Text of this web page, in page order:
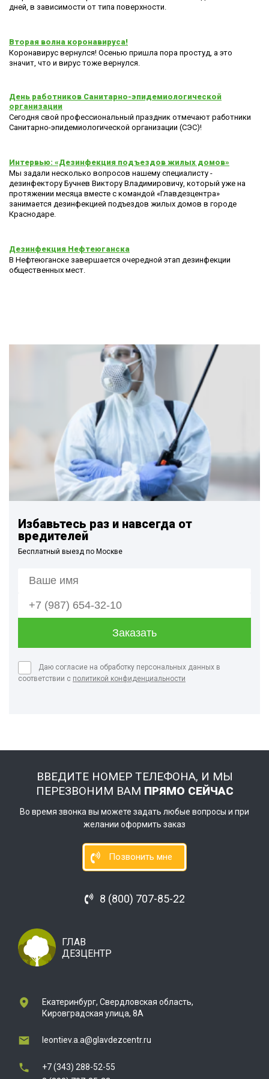
дней, в зависимости от типа поверхности.
Вторая волна коронавируса!
Коронавирус вернулся! Осенью пришла пора простуд, а это
значит, что и вирус тоже вернулся.
День работников Санитарно-эпидемиологической
организации
Сегодня свой профессиональный праздник отмечают работники
Санитарно-эпидемиологической организации (СЭС)!
Интервью: «Дезинфекция подъездов жилых домов»
Мы задали несколько вопросов нашему специалисту -
дезинфектору Бучнев Виктору Владимировичу, который уже на
протяжении месяца вместе с командой «Главдезцентра»
занимается дезинфекцией подъездов жилых домов в городе
Краснодаре.
Дезинфекция Нефтеюганска
В Нефтеюганске завершается очередной этап дезинфекции
общественных мест.
Избавьтесь раз и навсегда от
вредителей
Бесплатный выезд по Москве
Даю согласие на обработку персональных данных в
соответствии с политикой конфиденциальности
ВВЕДИТЕ НОМЕР ТЕЛЕФОНА, И МЫ
ПЕРЕЗВОНИМ ВАМ ПРЯМО СЕЙЧАС
Во время звонка вы можете задать любые вопросы и при
желании оформить заказ
Позвонить мне
8 (800) 707-85-22
ГЛАВ
ДЕЗЦЕНТР
Екатеринбург, Свердловская область,
Кировградская улица, 8А
leontiev.a.a@glavdezcentr.ru
+7 (343) 288-52-55